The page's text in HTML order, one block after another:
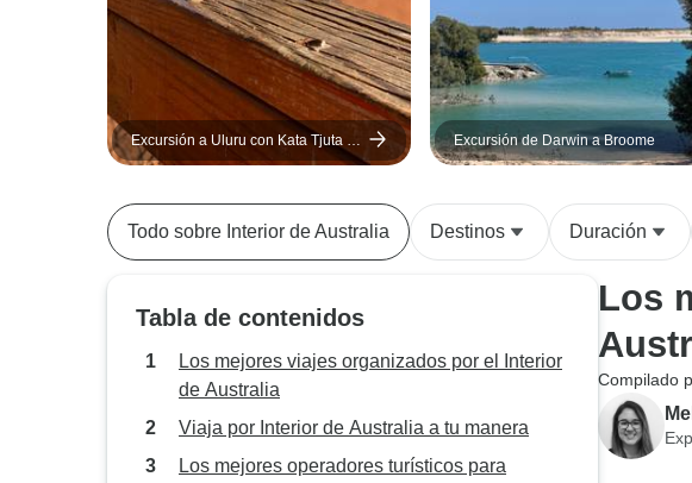
Excursión a Uluru con Kata Tjuta y
Kings Canyon - Tienda ecológica
Excursión de Darwin a Broome
Todo sobre Interior de Australia Destinos Duración
Tabla de contenidos
Los mejores viajes organizados por el Interior
de Australia
Viaja por Interior de Australia a tu manera
Los mejores operadores turísticos para
Los
Compilado